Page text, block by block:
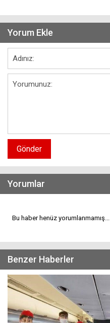
Yorum Ekle
Gönder
Yorumlar
Bu haber henüz yorumlanmamış...
Benzer Haberler